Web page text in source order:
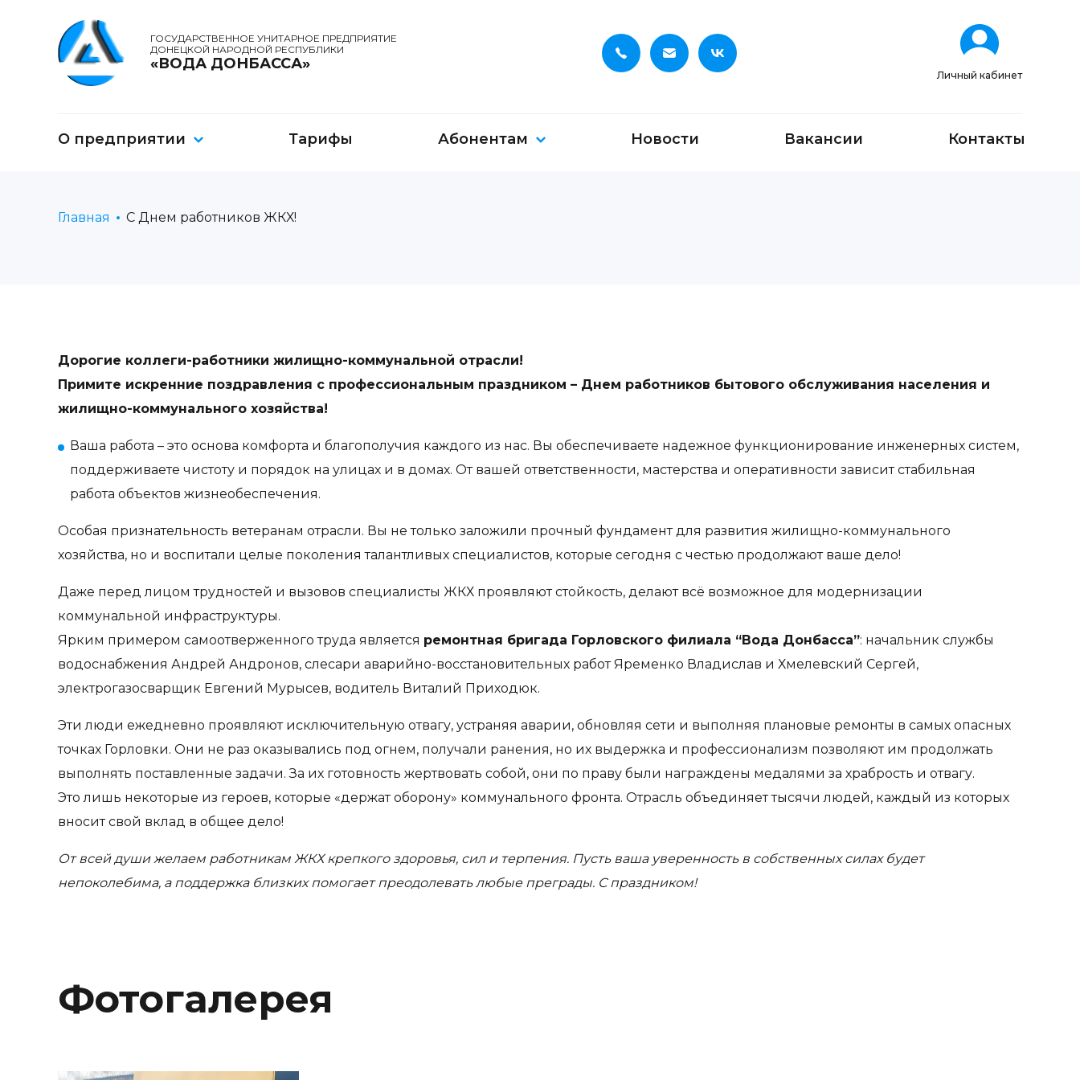
ГОСУДАРСТВЕННОЕ УНИТАРНОЕ ПРЕДПРИЯТИЕ
ДОНЕЦКОЙ НАРОДНОЙ РЕСПУБЛИКИ
«ВОДА ДОНБАССА»
Личный кабинет
О предприятии Тарифы Абонентам Новости Вакансии Контакты
Главная С Днем работников ЖКХ!
Дорогие коллеги-работники жилищно-коммунальной отрасли!
Примите искренние поздравления с профессиональным праздником – Днем работников бытового обслуживания населения и
жилищно-коммунального хозяйства!
Ваша работа – это основа комфорта и благополучия каждого из нас. Вы обеспечиваете надежное функционирование инженерных систем,
поддерживаете чистоту и порядок на улицах и в домах. От вашей ответственности, мастерства и оперативности зависит стабильная
работа объектов жизнеобеспечения.
Особая признательность ветеранам отрасли. Вы не только заложили прочный фундамент для развития жилищно-коммунального
хозяйства, но и воспитали целые поколения талантливых специалистов, которые сегодня с честью продолжают ваше дело!
Даже перед лицом трудностей и вызовов специалисты ЖКХ проявляют стойкость, делают всё возможное для модернизации
коммунальной инфраструктуры.
Ярким примером самоотверженного труда является ремонтная бригада Горловского филиала “Вода Донбасса”: начальник службы
водоснабжения Андрей Андронов, слесари аварийно-восстановительных работ Яременко Владислав и Хмелевский Сергей,
электрогазосварщик Евгений Мурысев, водитель Виталий Приходюк.
Эти люди ежедневно проявляют исключительную отвагу, устраняя аварии, обновляя сети и выполняя плановые ремонты в самых опасных
точках Горловки. Они не раз оказывались под огнем, получали ранения, но их выдержка и профессионализм позволяют им продолжать
выполнять поставленные задачи. За их готовность жертвовать собой, они по праву были награждены медалями за храбрость и отвагу.
Это лишь некоторые из героев, которые «держат оборону» коммунального фронта. Отрасль объединяет тысячи людей, каждый из которых
вносит свой вклад в общее дело!
От всей души желаем работникам ЖКХ крепкого здоровья, сил и терпения. Пусть ваша уверенность в собственных силах будет
непоколебима, а поддержка близких помогает преодолевать любые преграды. С праздником!
Фотогалерея